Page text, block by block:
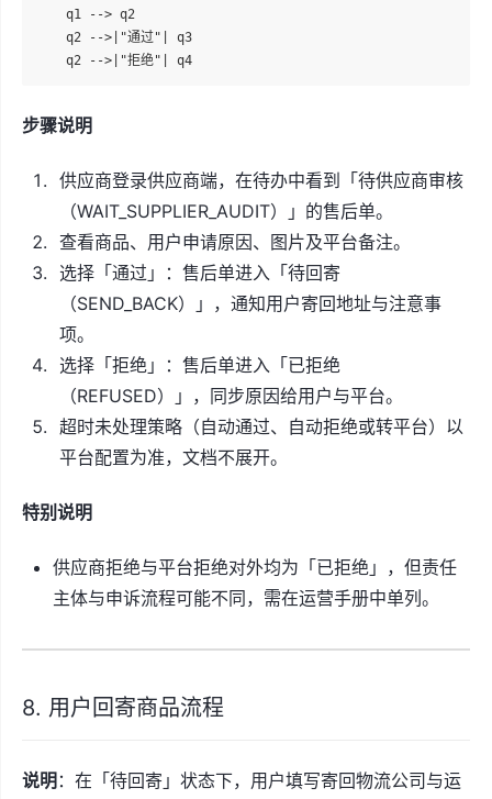
    q1 --> q2
    q2 -->|"通过"| q3
步骤说明
供应商登录供应商端，在待办中看到「待供应商审核
（WAIT_SUPPLIER_AUDIT）」的售后单。
查看商品、用户申请原因、图片及平台备注。
选择「通过」：售后单进入「待回寄
（SEND_BACK）」，通知用户寄回地址与注意事
项。
选择「拒绝」：售后单进入「已拒绝
（REFUSED）」，同步原因给用户与平台。
超时未处理策略（自动通过、自动拒绝或转平台）以
平台配置为准，文档不展开。
特别说明
供应商拒绝与平台拒绝对外均为「已拒绝」，但责任
主体与申诉流程可能不同，需在运营手册中单列。
8. 用户回寄商品流程
说明 ：在「待回寄」状态下，用户填写寄回物流公司与运